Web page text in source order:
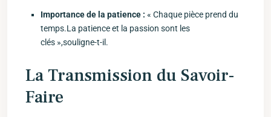
Importance ‍de la patience : « Chaque pièce prend du
temps.La patience et la⁢ passion sont les⁣
clés »,souligne-t-il.
La Transmission du Savoir-
Faire